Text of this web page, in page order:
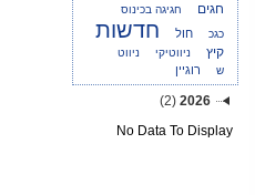
חגיגה בכינוס
חגים
חדשות חול
כגכ
ניווט
ניווטיקי קיץ
רוגיין ש
2026
(2)
No Data To Display